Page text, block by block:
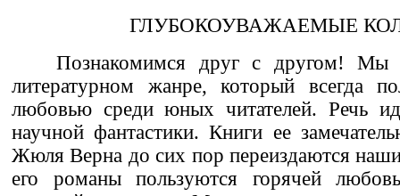
ГЛУБОКОУВАЖАЕМЫЕ
Познакомимся друг с другом! Мы
литературном жанре, который всегда
любовью среди юных читателей. Речь
научной фантастики. Книги ее
Жюля Верна до сих пор переиздаются
его романы пользуются горячей